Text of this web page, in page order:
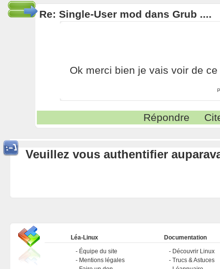
Re: Single-User mod dans Grub ....
Ok merci bien je vais voir de
Répondre
Veuillez vous authentifier
Léa-Linux
Équipe du site
Mentions légales
Documentation
Découvrir Linux
Trucs & Astuces